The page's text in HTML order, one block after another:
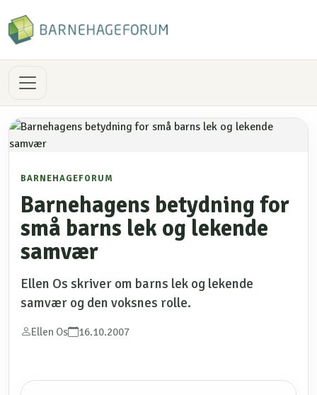
BARNEHAGEFORUM
Barnehagens betydning for
små barns lek og lekende
samvær
Ellen Os skriver om barns lek og lekende
samvær og den voksnes rolle.
Ellen Os 16.10.2007